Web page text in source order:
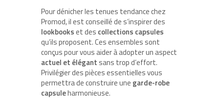
Pour dénicher les tenues tendance chez
Promod, il est conseillé de s’inspirer des
lookbookset des collections capsules
qu’ils proposent. Ces ensembles sont
conçus pour vous aider à adopter un aspect
actuel et élégant sans trop d’effort.
Privilégier des pièces essentielles vous
permettra de construire une garde-robe
capsuleharmonieuse.